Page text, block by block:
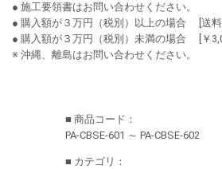
● 施工要領書はお問い合わせください。
● 購入額が３万円（税別）以上の場合 [送料
● 購入額が３万円（税別）未満の場合 [￥
※ 沖縄、離島はお問い合わせください。
■ 商品コード：
PA-CBSE-601 ～ PA-CBSE-602
■ カテゴリ：